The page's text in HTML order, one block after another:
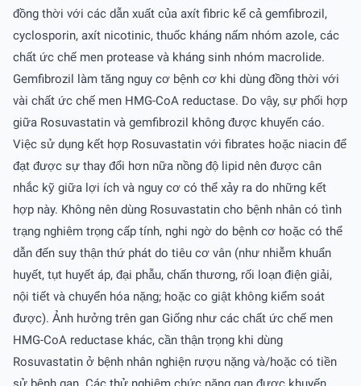
đồng thời với các dẫn xuất của axít fibric kể cả gemfibrozil,
cyclosporin, axít nicotinic, thuốc kháng nấm nhóm azole, các
chất ức chế men protease và kháng sinh nhóm macrolide.
Gemfibrozil làm tăng nguy cơ bệnh cơ khi dùng đồng thời với
vài chất ức chế men HMG-CoA reductase. Do vậy, sự phối hợp
giữa Rosuvastatin và gemfibrozil không được khuyến cáo.
Việc sử dụng kết hợp Rosuvastatin với fibrates hoặc niacin để
đạt được sự thay đổi hơn nữa nồng độ lipid nên được cân
nhắc kỹ giữa lợi ích và nguy cơ có thể xảy ra do những kết
hợp này. Không nên dùng Rosuvastatin cho bệnh nhân có tình
trạng nghiêm trọng cấp tính, nghi ngờ do bệnh cơ hoặc có thể
dẫn đến suy thận thứ phát do tiêu cơ vân (như nhiễm khuẩn
huyết, tụt huyết áp, đại phẫu, chấn thương, rối loạn điện giải,
nội tiết và chuyển hóa nặng; hoặc co giật không kiểm soát
được). Ảnh hưởng trên gan Giống như các chất ức chế men
HMG-CoA reductase khác, cần thận trọng khi dùng
Rosuvastatin ở bệnh nhân nghiện rượu nặng và/hoặc có tiền